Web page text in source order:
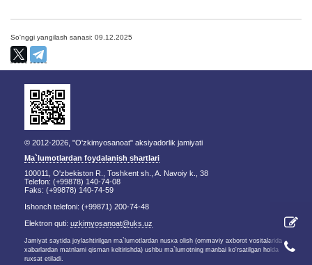
So'nggi yangilash sanasi: 09.12.2025
© 2012-2026, "O'zkimyosanoat" aksiyadorlik jamiyati
Ma`lumotlardan foydalanish shartlari
100011, O'zbekiston R., Toshkent sh., A. Navoiy k., 38
Telefon: (+99878) 140-74-08
Faks: (+99878) 140-74-59
Ishonch telefoni: (+99871) 200-74-48
Elektron quti: uzkimyosanoat@uks.uz
Jamiyat saytida joylashtirilgan ma`lumotlardan nusxa olish (ommaviy axborot vositalarida
xabarlardan matnlarni qisman keltirishda) ushbu ma`lumotning manbai ko'rsatilgan holda
ruxsat etiladi.